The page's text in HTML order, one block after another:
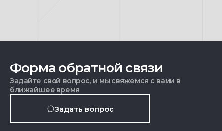
Форма обратной связи
Задайте свой вопрос, и мы свяжемся с вами в
ближайшее время
Задать вопрос